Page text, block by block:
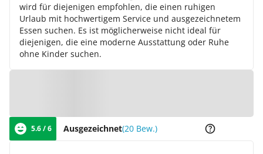
wird für diejenigen empfohlen, die einen ruhigen
Urlaub mit hochwertigem Service und ausgezeichnetem
Essen suchen. Es ist möglicherweise nicht ideal für
diejenigen, die eine moderne Ausstattung oder Ruhe
ohne Kinder suchen.
5.6 / 6 Ausgezeichnet(20 Bew.)